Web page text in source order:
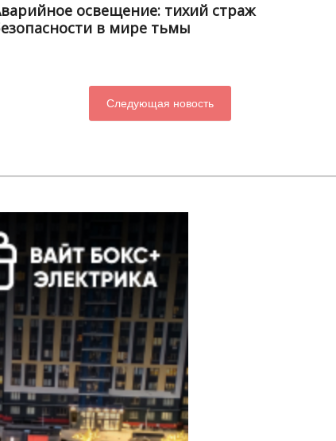
освещение: тихий страж
в мире тьмы
Следующая новость